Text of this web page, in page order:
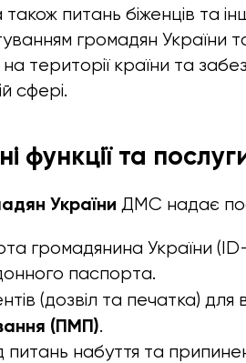
а також питань біженців та
громадян України
на території країни та
сфері.
функції та
України ДМС надає
громадянина України
паспорта.
(дозвіл та печатка) для
(ПМП).
питань набуття та